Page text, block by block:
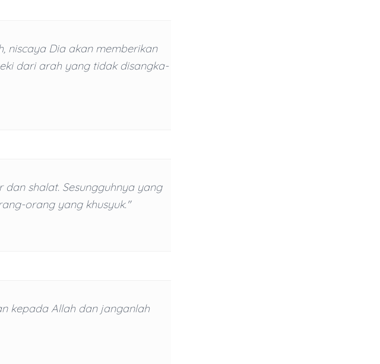
niscaya Dia akan memberikan
dari arah yang tidak disangka-
shalat. Sesungguhnya yang
orang yang khusyuk."
kepada Allah dan janganlah